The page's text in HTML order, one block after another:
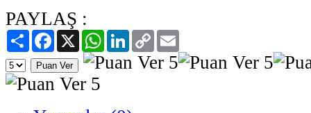
PAYLAŞ :
PaylaşFacebook
X WhatsAppLinkedIn
Copy
Link